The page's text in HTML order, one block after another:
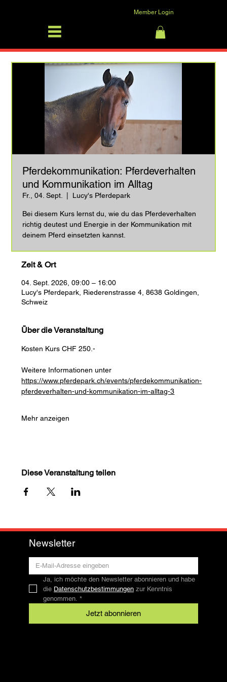
Anmelden
Member Login
Pferdekommunikation: Pferdeverhalten
und Kommunikation im Alltag
Fr., 04. Sept.
  |
Lucy's Pferdepark
Bei diesem Kurs lernst du, wie du das Pferdeverhalten
richtig deutest und Energie in der Kommunikation mit
deinem Pferd einsetzten kannst.
Zeit & Ort
04. Sept. 2026, 09:00 – 16:00
Lucy's Pferdepark, Riederenstrasse 4, 8638 Goldingen,
Schweiz
Über die Veranstaltung
Kosten Kurs CHF 250.-
Weitere Informationen unter
https://www.pferdepark.ch/events/pferdekommunikation-
pferdeverhalten-und-kommunikation-im-alltag-3
Mehr anzeigen
Diese Veranstaltung teilen
Newsletter
Ja, ich möchte den Newsletter abonnieren und habe
die Datenschutzbestimmungen zur Kenntnis
genommen. *
Jetzt abonnieren